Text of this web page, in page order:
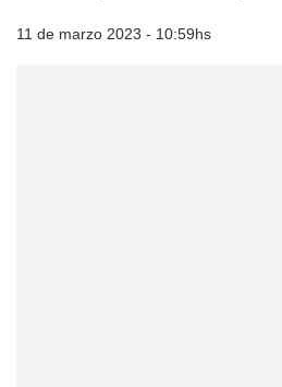
11 de marzo 2023 - 10:59hs